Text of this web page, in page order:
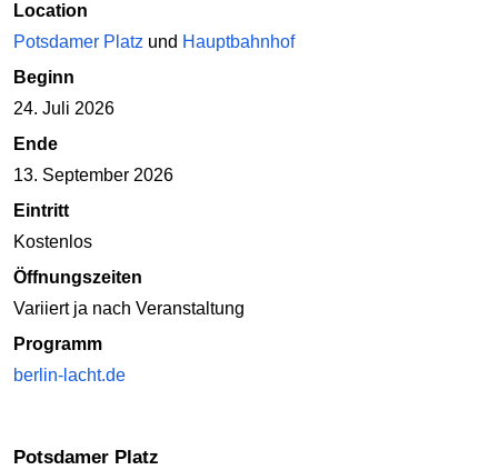
Location
Potsdamer Platz und Hauptbahnhof
Beginn
24. Juli 2026
Ende
13. September 2026
Eintritt
Kostenlos
Öffnungszeiten
Variiert ja nach Veranstaltung
Programm
berlin-lacht.de
Potsdamer Platz